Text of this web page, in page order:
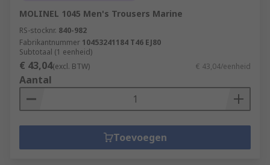
MOLINEL 1045 Men's Trousers Marine
RS-stocknr. 840-982
Fabrikantnummer 10453241184 T46 EJ80
Subtotaal (1 eenheid)
€ 43,04(excl. BTW) € 43,04/eenheid
Aantal
Toevoegen